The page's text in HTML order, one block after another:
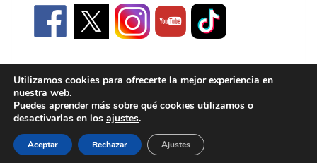
C/ Jaume I, Catarroja |info.uni@florida-uni.es
Theme porColorlibDesarrollado por
Utilizamos cookies para ofrecerte la mejor experiencia en
nuestra web.
Puedes aprender más sobre qué cookies utilizamos o
desactivarlas en los ajustes.
Aceptar Rechazar Ajustes